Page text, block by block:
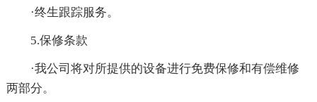
·终生跟踪服务。
5.保修条款
·我公司将对所提供的设备进行免费保修和有偿维修
两部分。